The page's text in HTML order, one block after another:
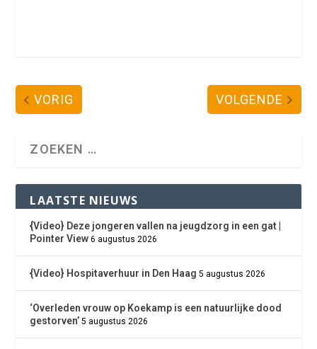
VORIG VOLGENDE
LAATSTE NIEUWS
{Video} Deze jongeren vallen na jeugdzorg in een gat |
Pointer View 6 augustus 2026
{Video} Hospitaverhuur in Den Haag 5 augustus 2026
‘Overleden vrouw op Koekamp is een natuurlijke dood
gestorven’ 5 augustus 2026